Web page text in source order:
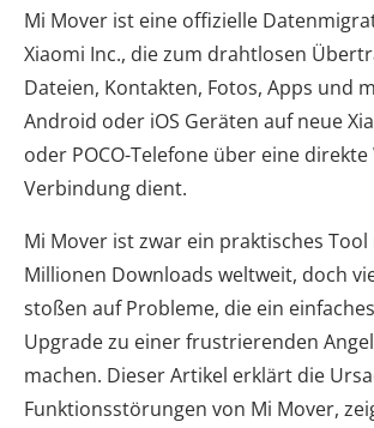
Mi Mover ist eine offizielle
Xiaomi Inc., die zum drahtlosen
Dateien, Kontakten, Fotos, Apps und
Android oder iOS Geräten auf neue
oder POCO-Telefone über eine
Verbindung dient.
Mi Mover ist zwar ein praktisches
Millionen Downloads weltweit, doch
stoßen auf Probleme, die ein
Upgrade zu einer frustrierenden
machen. Dieser Artikel erklärt die
Funktionsstörungen von Mi Mover,